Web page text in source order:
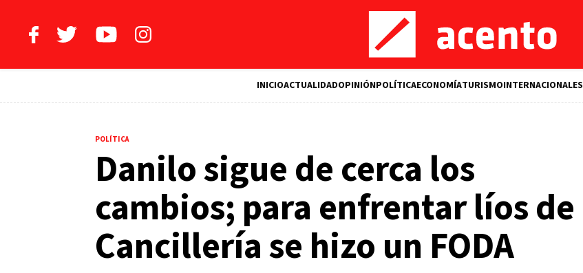
INICIOACTUALIDADOPINIÓNPOLÍTICAECONOMÍATURISMOINTERNACIONALES
POLÍTICA
Danilo sigue de cerca los
cambios; para enfrentar líos de
Cancillería se hizo un FODA